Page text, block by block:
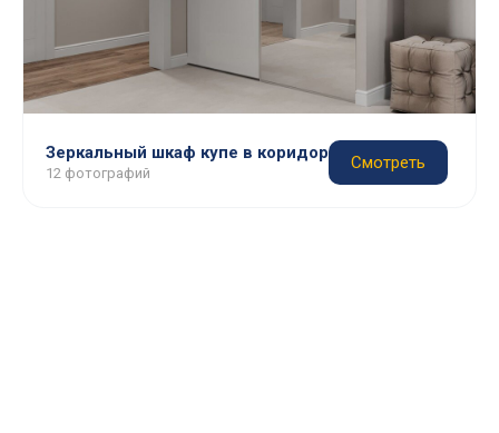
Зеркальный шкаф купе в коридор
12 фотографий
Смотреть